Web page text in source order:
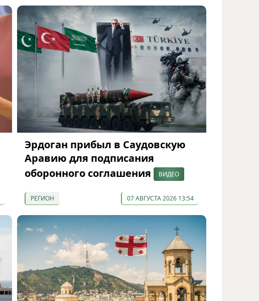
Эрдоган прибыл в Саудовскую
Аравию для подписания
оборонного соглашения
ВИДЕО
РЕГИОН 07 АВГУСТА 2026 13:54